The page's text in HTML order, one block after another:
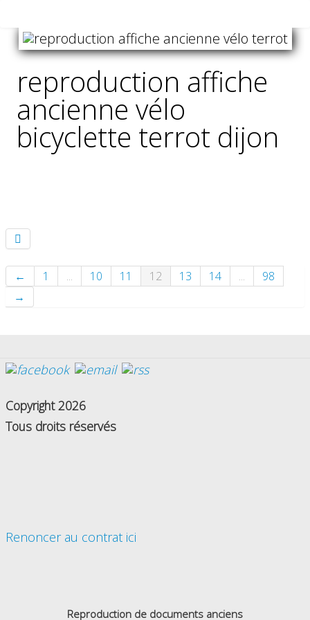
reproduction affiche
ancienne vélo
bicyclette terrot dijon
← 1 ... 10 11 12 13 14 ...
98
→
Copyright 2026
Tous droits réservés
Renoncer au contrat ici
Reproduction de documents anciens